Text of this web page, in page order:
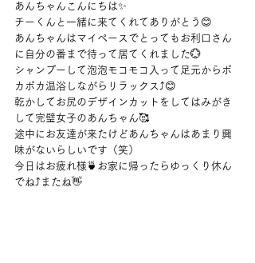
あんちゃんこんにちは✨
チーくんと一緒に来てくれてありがとう😊
あんちゃんはマイペースでとってもお利口さん
に自分の番まで待って居てくれました💮
シャンプーして泡泡モコモコ入って足元からポ
カポカ温浴しながらリラックス⤴😊
乾かしてお尻のデザインカットをしてはみがき
して完璧女子のあんちゃん🥰
途中にお友達が来たけどあんちゃんはあまり興
味がないらしいです（笑）
今日はお疲れ様🍵お家に帰ったらゆっくり休ん
でね⤴またね👋